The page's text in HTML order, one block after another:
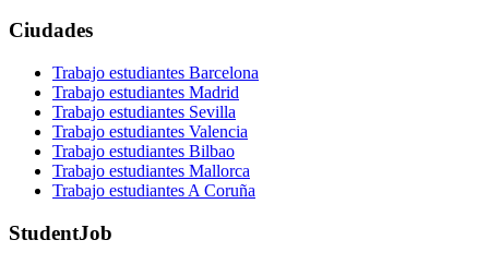
Ciudades
Trabajo estudiantes Barcelona
Trabajo estudiantes Madrid
Trabajo estudiantes Sevilla
Trabajo estudiantes Valencia
Trabajo estudiantes Bilbao
Trabajo estudiantes Mallorca
Trabajo estudiantes A Coruña
StudentJob